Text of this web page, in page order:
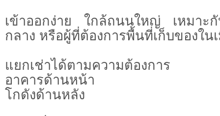
เข้าออกง่าย ใกล้ถนนใหญ่ เหมาะกั
กลาง หรือผู้ที่ต้องการพื้นที่เก็บของใน
แยกเช่าได้ตามความต้องการ
อาคารด้านหน้า
โกดังด้านหลัง